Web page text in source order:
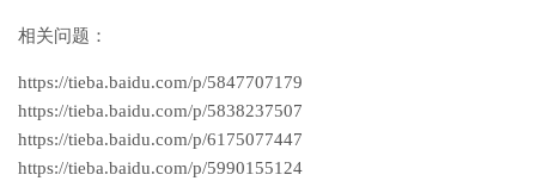
相关问题：
https://tieba.baidu.com/p/5847707179
https://tieba.baidu.com/p/5838237507
https://tieba.baidu.com/p/6175077447
https://tieba.baidu.com/p/5990155124